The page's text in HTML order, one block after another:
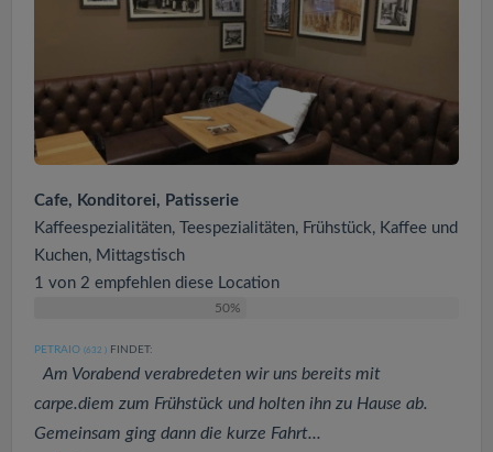
Cafe, Konditorei, Patisserie
Kaffeespezialitäten, Teespezialitäten, Frühstück, Kaffee und
Kuchen, Mittagstisch
1 von 2 empfehlen diese Location
50%
PETRAIO (632 ) FINDET:
Am Vorabend verabredeten wir uns bereits mit
carpe.diem zum Frühstück und holten ihn zu Hause ab.
Gemeinsam ging dann die kurze Fahrt...